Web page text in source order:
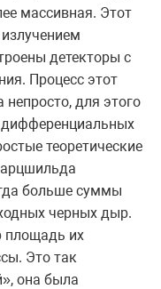
массивная. Этот
детекторы с
Процесс этот
непросто, для этого
теоретические
больше суммы
черных дыр.
площадь их
Это так
она была